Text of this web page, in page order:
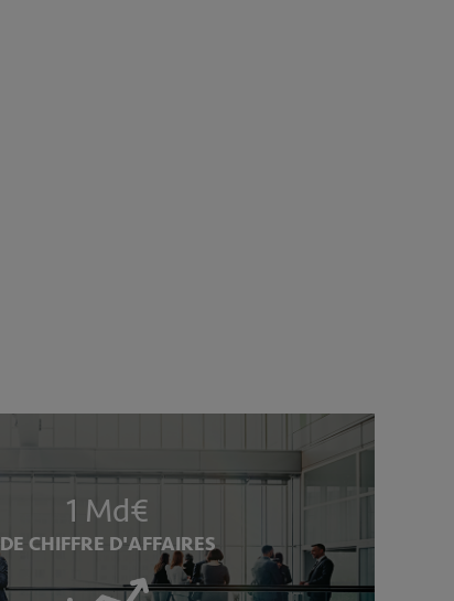
1 Md€
DE CHIFFRE D'AFFAIRES